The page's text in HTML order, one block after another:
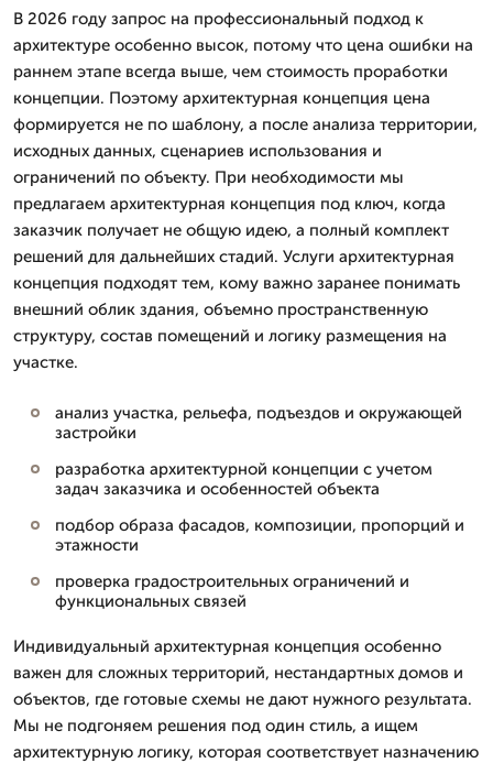
В 2026 году запрос на профессиональный подход к
архитектуре особенно высок, потому что цена ошибки на
раннем этапе всегда выше, чем стоимость проработки
концепции. Поэтому архитектурная концепция цена
формируется не по шаблону, а после анализа территории,
исходных данных, сценариев использования и
ограничений по объекту. При необходимости мы
предлагаем архитектурная концепция под ключ, когда
заказчик получает не общую идею, а полный комплект
решений для дальнейших стадий. Услуги архитектурная
концепция подходят тем, кому важно заранее понимать
внешний облик здания, объемно пространственную
структуру, состав помещений и логику размещения на
участке.
анализ участка, рельефа, подъездов и окружающей
застройки
разработка архитектурной концепции с учетом
задач заказчика и особенностей объекта
подбор образа фасадов, композиции, пропорций и
этажности
проверка градостроительных ограничений и
функциональных связей
Индивидуальный архитектурная концепция особенно
важен для сложных территорий, нестандартных домов и
объектов, где готовые схемы не дают нужного результата.
Мы не подгоняем решения под один стиль, а ищем
архитектурную логику, которая соответствует назначению